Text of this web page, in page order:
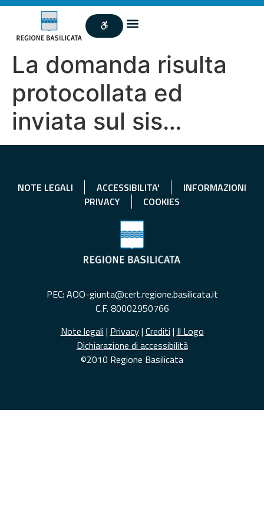
La domanda risulta
protocollata ed
inviata sul sis…
NOTE LEGALI ACCESSIBILITA'
INFORMAZIONI
PRIVACY
COOKIES
PEC: AOO-giunta@cert.regione.basilicata.it
C.F. 80002950766
Note legali | Privacy| Crediti | Il Logo
Dichiarazione di accessibilità
©2010 Regione Basilicata